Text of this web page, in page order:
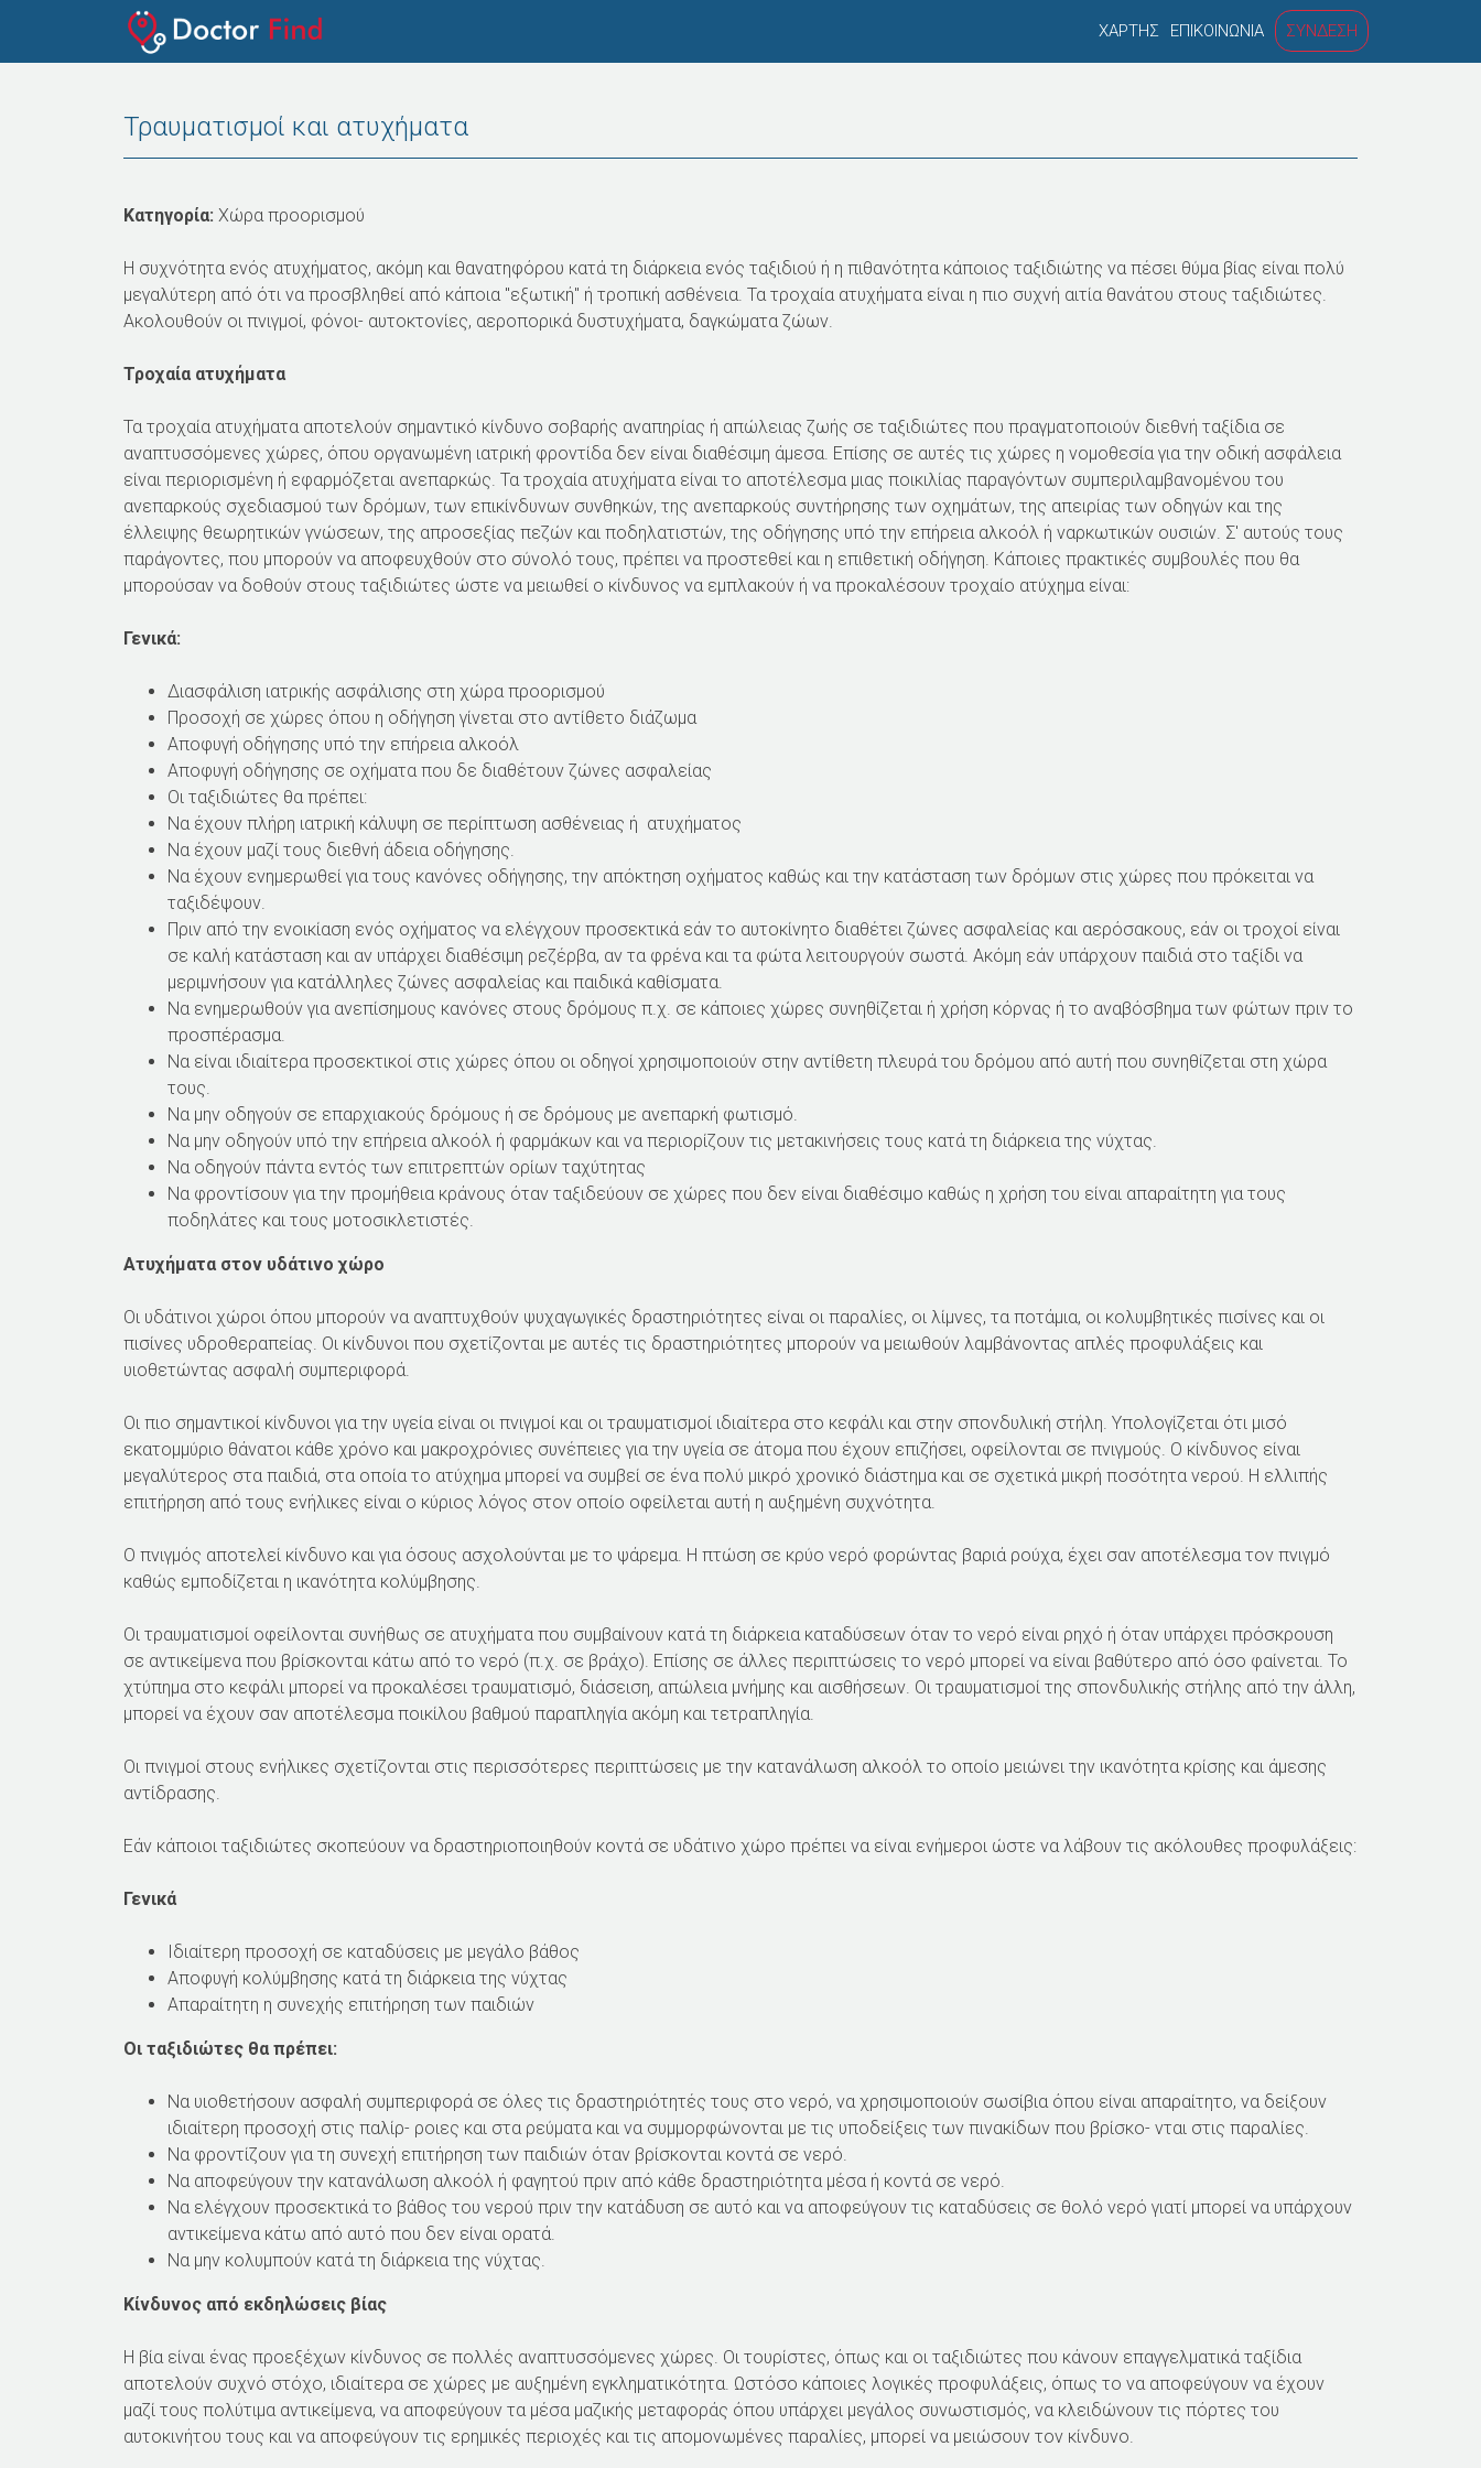
περιεχόμενο
ΣΥΝΔΕΣΗ
Δ
Τ
Ε
Μ
Ε
Ν
Ο
Ύ
ΧΑΡΤΗΣ ΕΠΙΚΟΙΝΩΝΙΑ
Τραυματισμοί και ατυχήματα
Κατηγορία: Χώρα προορισμού
Η συχνότητα ενός ατυχήματος, ακόμη και θανατηφόρου κατά τη διάρκεια ενός ταξιδιού ή η πιθανότητα κάποιος ταξιδιώτης να πέσει θύμα βίας είναι πολύ
μεγαλύτερη από ότι να προσβληθεί από κάποια "εξωτική" ή τροπική ασθένεια. Τα τροχαία ατυχήματα είναι η πιο συχνή αιτία θανάτου στους ταξιδιώτες.
Ακολουθούν οι πνιγμοί, φόνοι- αυτοκτονίες, αεροπορικά δυστυχήματα, δαγκώματα ζώων.
Τροχαία ατυχήματα
Τα τροχαία ατυχήματα αποτελούν σημαντικό κίνδυνο σοβαρής αναπηρίας ή απώλειας ζωής σε ταξιδιώτες που πραγματοποιούν διεθνή ταξίδια σε
αναπτυσσόμενες χώρες, όπου οργανωμένη ιατρική φροντίδα δεν είναι διαθέσιμη άμεσα. Επίσης σε αυτές τις χώρες η νομοθεσία για την οδική ασφάλεια
είναι περιορισμένη ή εφαρμόζεται ανεπαρκώς. Τα τροχαία ατυχήματα είναι το αποτέλεσμα μιας ποικιλίας παραγόντων συμπεριλαμβανομένου του
ανεπαρκούς σχεδιασμού των δρόμων, των επικίνδυνων συνθηκών, της ανεπαρκούς συντήρησης των οχημάτων, της απειρίας των οδηγών και της
έλλειψης θεωρητικών γνώσεων, της απροσεξίας πεζών και ποδηλατιστών, της οδήγησης υπό την επήρεια αλκοόλ ή ναρκωτικών ουσιών. Σ' αυτούς τους
παράγοντες, που μπορούν να αποφευχθούν στο σύνολό τους, πρέπει να προστεθεί και η επιθετική οδήγηση. Κάποιες πρακτικές συμβουλές που θα
μπορούσαν να δοθούν στους ταξιδιώτες ώστε να μειωθεί ο κίνδυνος να εμπλακούν ή να προκαλέσουν τροχαίο ατύχημα είναι:
Γενικά:
Διασφάλιση ιατρικής ασφάλισης στη χώρα προορισμού
Προσοχή σε χώρες όπου η οδήγηση γίνεται στο αντίθετο διάζωμα
Αποφυγή οδήγησης υπό την επήρεια αλκοόλ
Αποφυγή οδήγησης σε οχήματα που δε διαθέτουν ζώνες ασφαλείας
Οι ταξιδιώτες θα πρέπει:
Να έχουν πλήρη ιατρική κάλυψη σε περίπτωση ασθένειας ή ατυχήματος
Να έχουν μαζί τους διεθνή άδεια οδήγησης.
Να έχουν ενημερωθεί για τους κανόνες οδήγησης, την απόκτηση οχήματος καθώς και την κατάσταση των δρόμων στις χώρες που πρόκειται να
ταξιδέψουν.
Πριν από την ενοικίαση ενός οχήματος να ελέγχουν προσεκτικά εάν το αυτοκίνητο διαθέτει ζώνες ασφαλείας και αερόσακους, εάν οι τροχοί είναι
σε καλή κατάσταση και αν υπάρχει διαθέσιμη ρεζέρβα, αν τα φρένα και τα φώτα λειτουργούν σωστά. Ακόμη εάν υπάρχουν παιδιά στο ταξίδι να
μεριμνήσουν για κατάλληλες ζώνες ασφαλείας και παιδικά καθίσματα.
Να ενημερωθούν για ανεπίσημους κανόνες στους δρόμους π.χ. σε κάποιες χώρες συνηθίζεται ή χρήση κόρνας ή το αναβόσβημα των φώτων πριν το
προσπέρασμα.
Να είναι ιδιαίτερα προσεκτικοί στις χώρες όπου οι οδηγοί χρησιμοποιούν στην αντίθετη πλευρά του δρόμου από αυτή που συνηθίζεται στη χώρα
τους.
Να μην οδηγούν σε επαρχιακούς δρόμους ή σε δρόμους με ανεπαρκή φωτισμό.
Να μην οδηγούν υπό την επήρεια αλκοόλ ή φαρμάκων και να περιορίζουν τις μετακινήσεις τους κατά τη διάρκεια της νύχτας.
Να οδηγούν πάντα εντός των επιτρεπτών ορίων ταχύτητας
Να φροντίσουν για την προμήθεια κράνους όταν ταξιδεύουν σε χώρες που δεν είναι διαθέσιμο καθώς η χρήση του είναι απαραίτητη για τους
ποδηλάτες και τους μοτοσικλετιστές.
Ατυχήματα στον υδάτινο χώρο
Οι υδάτινοι χώροι όπου μπορούν να αναπτυχθούν ψυχαγωγικές δραστηριότητες είναι οι παραλίες, οι λίμνες, τα ποτάμια, οι κολυμβητικές πισίνες και οι
πισίνες υδροθεραπείας. Οι κίνδυνοι που σχετίζονται με αυτές τις δραστηριότητες μπορούν να μειωθούν λαμβάνοντας απλές προφυλάξεις και
υιοθετώντας ασφαλή συμπεριφορά.
Οι πιο σημαντικοί κίνδυνοι για την υγεία είναι οι πνιγμοί και οι τραυματισμοί ιδιαίτερα στο κεφάλι και στην σπονδυλική στήλη. Υπολογίζεται ότι μισό
εκατομμύριο θάνατοι κάθε χρόνο και μακροχρόνιες συνέπειες για την υγεία σε άτομα που έχουν επιζήσει, οφείλονται σε πνιγμούς. Ο κίνδυνος είναι
μεγαλύτερος στα παιδιά, στα οποία το ατύχημα μπορεί να συμβεί σε ένα πολύ μικρό χρονικό διάστημα και σε σχετικά μικρή ποσότητα νερού. Η ελλιπής
επιτήρηση από τους ενήλικες είναι ο κύριος λόγος στον οποίο οφείλεται αυτή η αυξημένη συχνότητα.
Ο πνιγμός αποτελεί κίνδυνο και για όσους ασχολούνται με το ψάρεμα. Η πτώση σε κρύο νερό φορώντας βαριά ρούχα, έχει σαν αποτέλεσμα τον πνιγμό
καθώς εμποδίζεται η ικανότητα κολύμβησης.
Οι τραυματισμοί οφείλονται συνήθως σε ατυχήματα που συμβαίνουν κατά τη διάρκεια καταδύσεων όταν το νερό είναι ρηχό ή όταν υπάρχει πρόσκρουση
σε αντικείμενα που βρίσκονται κάτω από το νερό (π.χ. σε βράχο). Επίσης σε άλλες περιπτώσεις το νερό μπορεί να είναι βαθύτερο από όσο φαίνεται. Το
χτύπημα στο κεφάλι μπορεί να προκαλέσει τραυματισμό, διάσειση, απώλεια μνήμης και αισθήσεων. Οι τραυματισμοί της σπονδυλικής στήλης από την άλλη,
μπορεί να έχουν σαν αποτέλεσμα ποικίλου βαθμού παραπληγία ακόμη και τετραπληγία.
Οι πνιγμοί στους ενήλικες σχετίζονται στις περισσότερες περιπτώσεις με την κατανάλωση αλκοόλ το οποίο μειώνει την ικανότητα κρίσης και άμεσης
αντίδρασης.
Εάν κάποιοι ταξιδιώτες σκοπεύουν να δραστηριοποιηθούν κοντά σε υδάτινο χώρο πρέπει να είναι ενήμεροι ώστε να λάβουν τις ακόλουθες προφυλάξεις:
Γενικά
Ιδιαίτερη προσοχή σε καταδύσεις με μεγάλο βάθος
Αποφυγή κολύμβησης κατά τη διάρκεια της νύχτας
Απαραίτητη η συνεχής επιτήρηση των παιδιών
Οι ταξιδιώτες θα πρέπει:
Να υιοθετήσουν ασφαλή συμπεριφορά σε όλες τις δραστηριότητές τους στο νερό, να χρησιμοποιούν σωσίβια όπου είναι απαραίτητο, να δείξουν
ιδιαίτερη προσοχή στις παλίρ- ροιες και στα ρεύματα και να συμμορφώνονται με τις υποδείξεις των πινακίδων που βρίσκο- νται στις παραλίες.
Να φροντίζουν για τη συνεχή επιτήρηση των παιδιών όταν βρίσκονται κοντά σε νερό.
Να αποφεύγουν την κατανάλωση αλκοόλ ή φαγητού πριν από κάθε δραστηριότητα μέσα ή κοντά σε νερό.
Να ελέγχουν προσεκτικά το βάθος του νερού πριν την κατάδυση σε αυτό και να αποφεύγουν τις καταδύσεις σε θολό νερό γιατί μπορεί να υπάρχουν
αντικείμενα κάτω από αυτό που δεν είναι ορατά.
Να μην κολυμπούν κατά τη διάρκεια της νύχτας.
Κίνδυνος από εκδηλώσεις βίας
Η βία είναι ένας προεξέχων κίνδυνος σε πολλές αναπτυσσόμενες χώρες. Οι τουρίστες, όπως και οι ταξιδιώτες που κάνουν επαγγελματικά ταξίδια
αποτελούν συχνό στόχο, ιδιαίτερα σε χώρες με αυξημένη εγκληματικότητα. Ωστόσο κάποιες λογικές προφυλάξεις, όπως το να αποφεύγουν να έχουν
μαζί τους πολύτιμα αντικείμενα, να αποφεύγουν τα μέσα μαζικής μεταφοράς όπου υπάρχει μεγάλος συνωστισμός, να κλειδώνουν τις πόρτες του
αυτοκινήτου τους και να αποφεύγουν τις ερημικές περιοχές και τις απομονωμένες παραλίες, μπορεί να μειώσουν τον κίνδυνο.